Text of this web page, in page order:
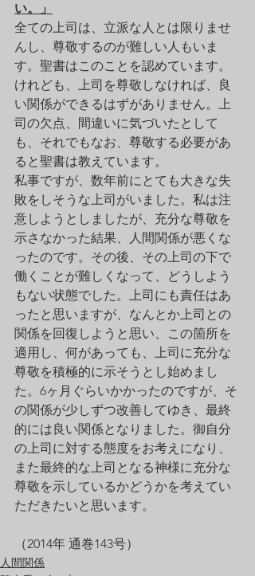
い。」
全ての上司は、立派な人とは限りませ
んし、尊敬するのが難しい人もいま
す。聖書はこのことを認めています。
けれども、上司を尊敬しなければ、良
い関係ができるはずがありません。上
司の欠点、間違いに気づいたとして
も、それでもなお、尊敬する必要があ
ると聖書は教えています。
私事ですが、数年前にとても大きな失
敗をしそうな上司がいました。私は注
意しようとしましたが、充分な尊敬を
示さなかった結果、人間関係が悪くな
ったのです。その後、その上司の下で
働くことが難しくなって、どうしよう
もない状態でした。上司にも責任はあ
ったと思いますが、なんとか上司との
関係を回復しようと思い、この箇所を
適用し、何があっても、上司に充分な
尊敬を積極的に示そうとし始めまし
た。6ヶ月ぐらいかかったのですが、そ
の関係が少しずつ改善してゆき、最終
的には良い関係となりました。御自分
の上司に対する態度をお考えになり、
また最終的な上司となる神様に充分な
尊敬を示しているかどうかを考えてい
ただきたいと思います。
（2014年 通巻143号）
人間関係